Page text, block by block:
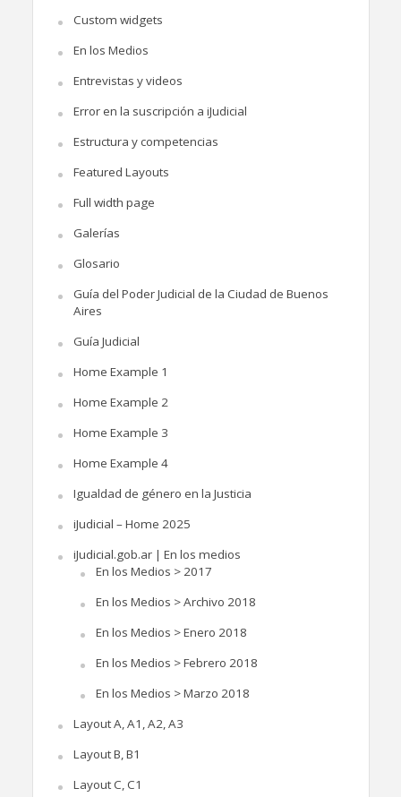
Custom widgets
En los Medios
Entrevistas y videos
Error en la suscripción a iJudicial
Estructura y competencias
Featured Layouts
Full width page
Galerías
Glosario
Guía del Poder Judicial de la Ciudad de Buenos
Aires
Guía Judicial
Home Example 1
Home Example 2
Home Example 3
Home Example 4
Igualdad de género en la Justicia
iJudicial – Home 2025
iJudicial.gob.ar | En los medios
En los Medios > 2017
En los Medios > Archivo 2018
En los Medios > Enero 2018
En los Medios > Febrero 2018
En los Medios > Marzo 2018
Layout A, A1, A2, A3
Layout B, B1
Layout C, C1